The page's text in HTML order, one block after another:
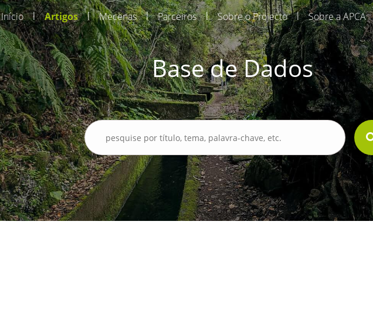
Início | Artigos | Mecenas | Parceiros | Sobre o Projecto | Sobre a APCA
Base de Dados